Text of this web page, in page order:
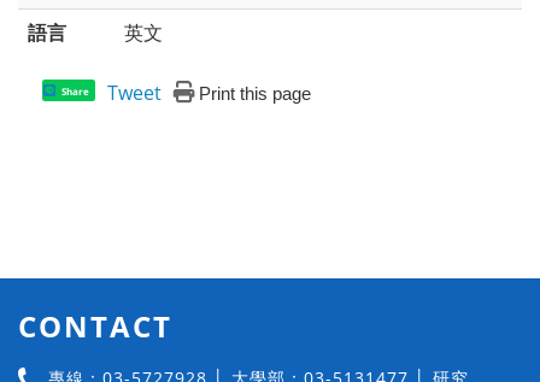
語言
英文
Share Tweet Print this page
CONTACT